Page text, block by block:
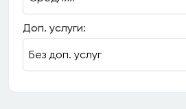
Доп. услуги: